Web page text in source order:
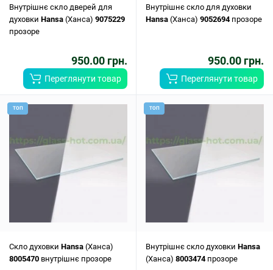
Внутрішнє скло дверей для
духовки Hansa (Ханса) 9075229
прозоре
950.00 грн.
Переглянути товар
Внутрішнє скло для духовки
Hansa (Ханса) 9052694прозоре
950.00 грн.
Переглянути товар
ТОП
Скло духовки Hansa (Ханса)
8005470 внутрішнє прозоре
ТОП
Внутрішнє скло духовки Hansa
(Ханса) 8003474прозоре